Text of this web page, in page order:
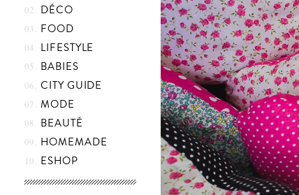
contentDÉCO
FOOD
LIFESTYLE
BABIES
CITY GUIDE
MODE
BEAUTÉ
HOMEMADE
ESHOP